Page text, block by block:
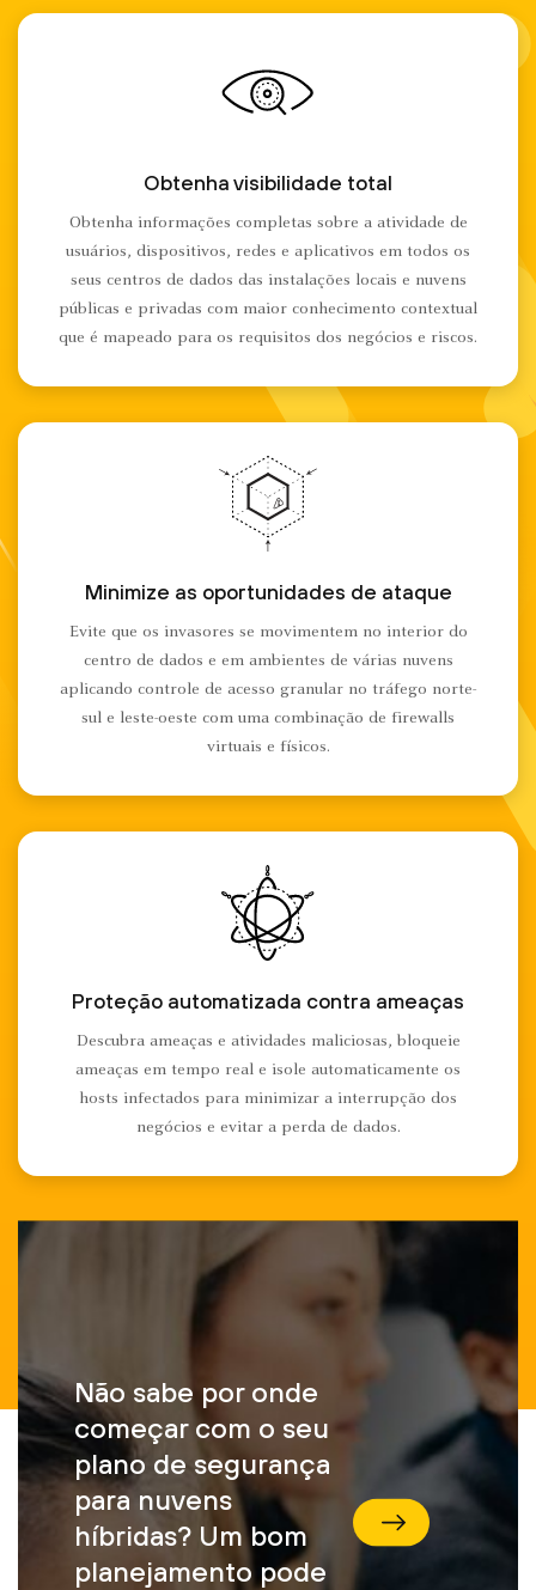
Obtenha visibilidade total
Obtenha informações completas sobre a atividade de
usuários, dispositivos, redes e aplicativos em todos os
seus centros de dados das instalações locais e nuvens
públicas e privadas com maior conhecimento contextual
que é mapeado para os requisitos dos negócios e riscos.
Minimize as oportunidades de ataque
Evite que os invasores se movimentem no interior do
centro de dados e em ambientes de várias nuvens
aplicando controle de acesso granular no tráfego norte-
sul e leste-oeste com uma combinação de firewalls
virtuais e físicos.
Proteção automatizada contra ameaças
Descubra ameaças e atividades maliciosas, bloqueie
ameaças em tempo real e isole automaticamente os
hosts infectados para minimizar a interrupção dos
negócios e evitar a perda de dados.
Não sabe por onde
começar com o seu
plano de segurança
para nuvens
híbridas? Um bom
planejamento pode